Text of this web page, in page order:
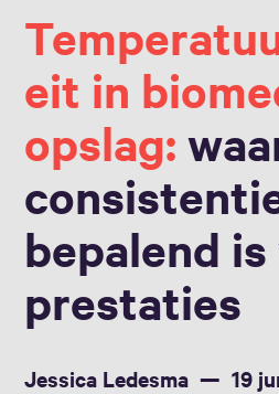
eit in
opslag:
bepalend
prestaties
Jessica Ledesma 19